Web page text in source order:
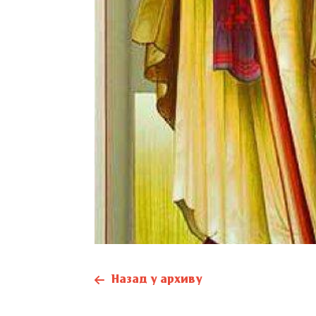
Назад у архиву